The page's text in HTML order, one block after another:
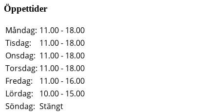
Öppettider
Måndag: 11.00 - 18.00
Tisdag:
11.00 - 18.00
Onsdag: 11.00 - 18.00
Torsdag: 11.00 - 18.00
Fredag:
11.00 - 16.00
Lördag:
10.00 - 15.00
Söndag: Stängt